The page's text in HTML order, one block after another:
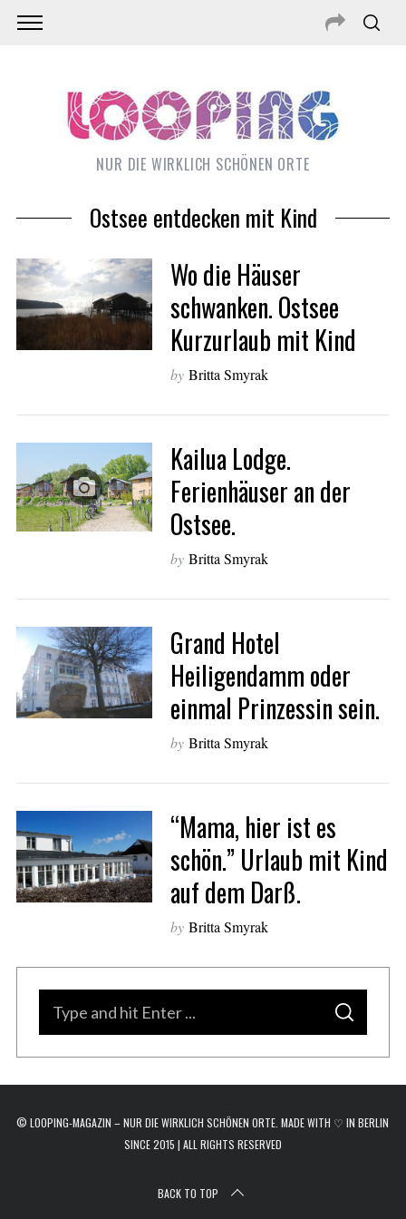
NUR DIE WIRKLICH SCHÖNEN ORTE
Ostsee entdecken mit Kind
Wo die Häuser
schwanken. Ostsee
Kurzurlaub mit Kind
by Britta Smyrak
Kailua Lodge.
Ferienhäuser an der
Ostsee.
by Britta Smyrak
Grand Hotel
Heiligendamm oder
einmal Prinzessin sein.
by Britta Smyrak
“Mama, hier ist es
schön.” Urlaub mit Kind
auf dem Darß.
by Britta Smyrak
a
h
S
A
C
© LOOPING-MAGAZIN – NUR DIE WIRKLICH SCHÖNEN ORTE. MADE WITH ♡ IN BERLIN
SINCE 2015 | ALL RIGHTS RESERVED
BACK TO TOP
S
h
f
o
r
: